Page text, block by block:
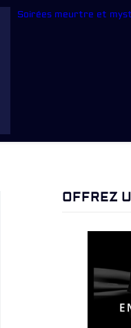
Soirées meurtre et
OFFREZ